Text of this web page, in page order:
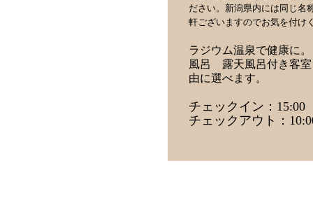
ださい。新潟県内には同じ名
軒ございますのでお気を付け
ラジウム温泉で健康に
風呂 露天風呂付き客
由に選べます。
チェックイン：15:00
チェックアウト：